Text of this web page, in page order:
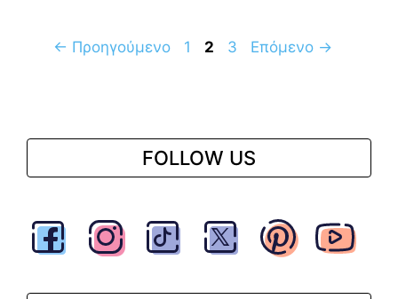
← Προηγούμενο Σελίδα
1 Σελίδα
2 Σελίδα
3 Επόμενο →
FOLLOW US